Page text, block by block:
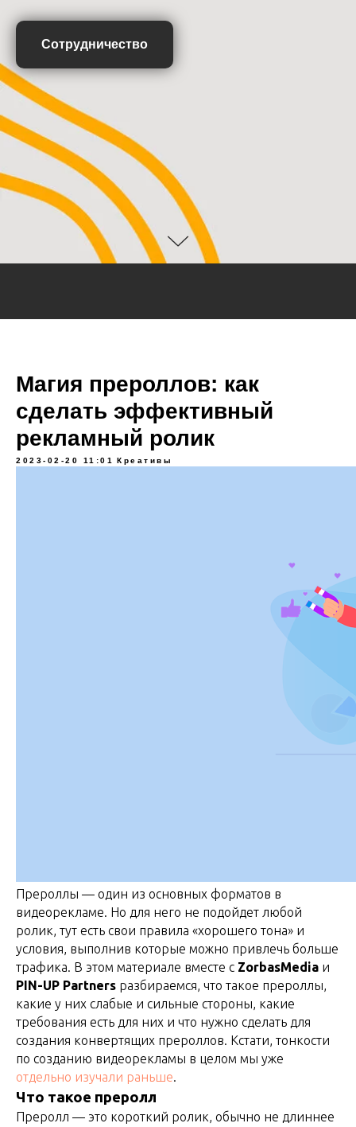
Сотрудничество
Магия прероллов: как
сделать эффективный
рекламный ролик
2023-02-20 11:01 Креативы
Прероллы — один из основных форматов в
видеорекламе. Но для него не подойдет любой
ролик, тут есть свои правила «хорошего тона» и
условия, выполнив которые можно привлечь больше
трафика. В этом материале вместе с ZorbasMedia и
PIN-UP Partners разбираемся, что такое прероллы,
какие у них слабые и сильные стороны, какие
требования есть для них и что нужно сделать для
создания конвертящих прероллов. Кстати, тонкости
по созданию видеорекламы в целом мы уже
отдельно изучали раньше.
Что такое преролл
Преролл — это короткий ролик, обычно не длиннее